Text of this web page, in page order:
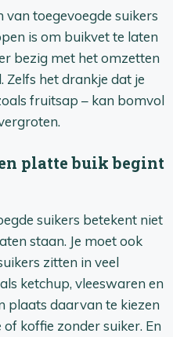
toegevoegde suikers
is om buikvet te laten
bezig met het omzetten
Zelfs het drankje dat je
fruitsap – kan bomvol
platte buik begint
suikers betekent niet
staan. Je moet ook
zitten in veel
ketchup, vleeswaren en
plaats daarvan te kiezen
koffie zonder suiker. En